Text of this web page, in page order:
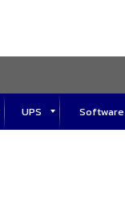
UPS Software